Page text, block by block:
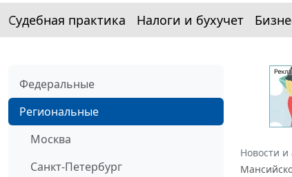
Судебная практика Налоги и бухучет
Федеральные
Региональные
Москва
Санкт-Петербург
Новости и